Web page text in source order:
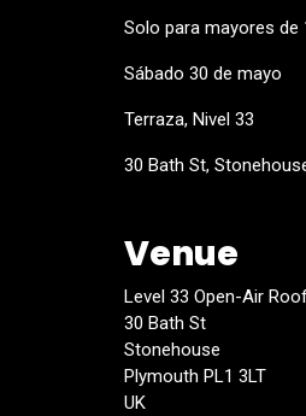
Solo para mayores de
Sábado 30 de mayo
Terraza, Nivel 33
30 Bath St,
Venue
Level 33 Open-Air
30 Bath St
Stonehouse
Plymouth PL1 3LT
UK